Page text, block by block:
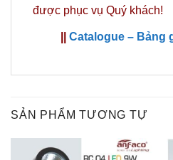
được phục vụ Quý khách!
Catalogue – Bảng
SẢN PHẨM TƯƠNG TỰ